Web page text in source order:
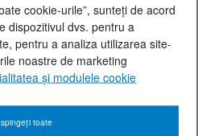
cookie-urile”, sunteți de acord
dispozitivul dvs. pentru a
pentru a analiza utilizarea site-
noastre de marketing
și modulele cookie
toate